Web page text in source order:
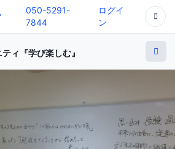
050-5291-
7844
ログイ
ン
ィ『学び楽しむ』